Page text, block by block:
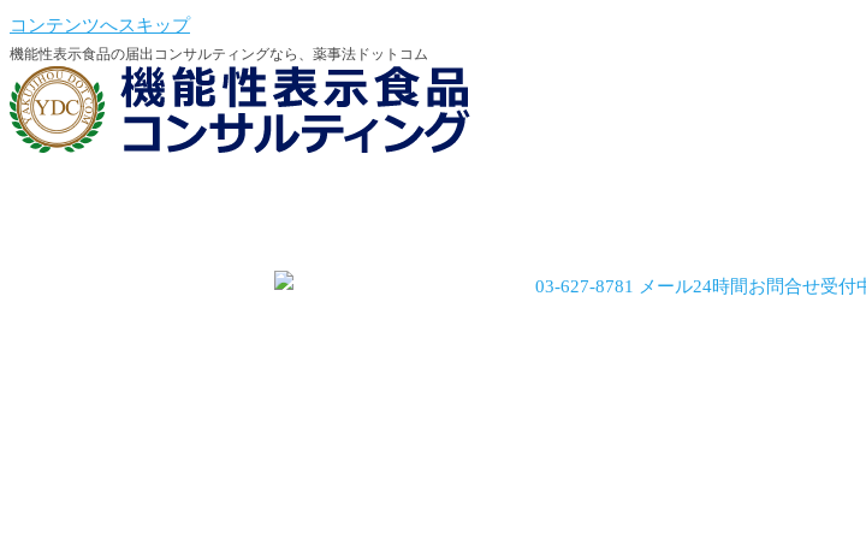
コンテンツへスキップ
機能性表示食品の届出コンサルティングなら、薬事法ドットコム